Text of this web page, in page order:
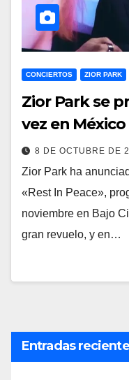
CONCIERTOS ZIOR PARK
Zior Park se
vez en México
8 DE OCTUBRE DE
Zior Park ha
«Rest In Peace»,
noviembre en Bajo
gran revuelo, y en…
Entradas